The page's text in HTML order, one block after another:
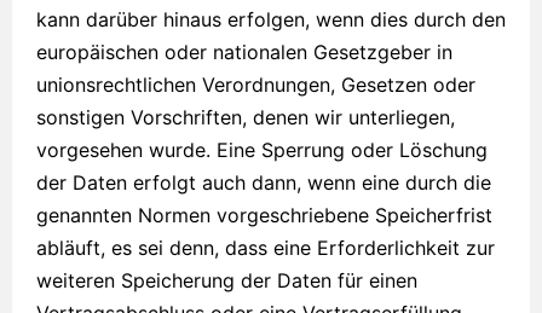
kann darüber hinaus erfolgen, wenn dies durch den
europäischen oder nationalen Gesetzgeber in
unionsrechtlichen Verordnungen, Gesetzen oder
sonstigen Vorschriften, denen wir unterliegen,
vorgesehen wurde. Eine Sperrung oder Löschung
der Daten erfolgt auch dann, wenn eine durch die
genannten Normen vorgeschriebene Speicherfrist
abläuft, es sei denn, dass eine Erforderlichkeit zur
weiteren Speicherung der Daten für einen